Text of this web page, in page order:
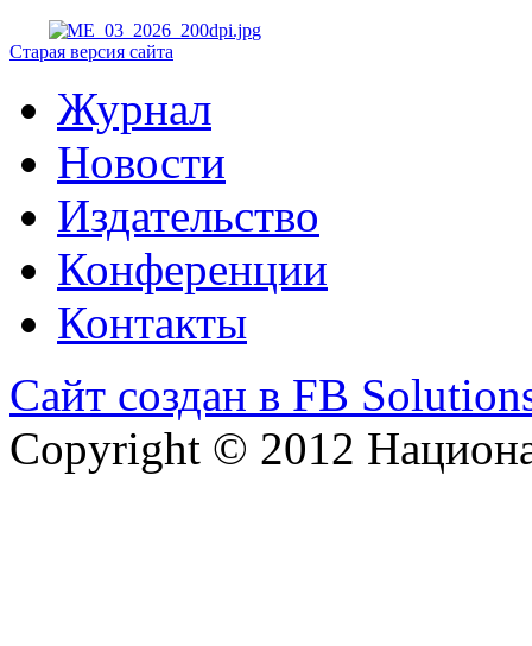
Старая версия сайта
Журнал
Новости
Издательство
Конференции
Контакты
Сайт создан в FB
Copyright © 2012